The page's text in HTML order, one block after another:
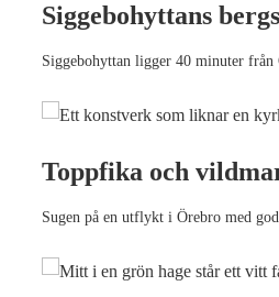
Siggebohyttans
Siggebohyttan ligger 40 minuter från
Toppfika och
Sugen på en utflykt i Örebro med